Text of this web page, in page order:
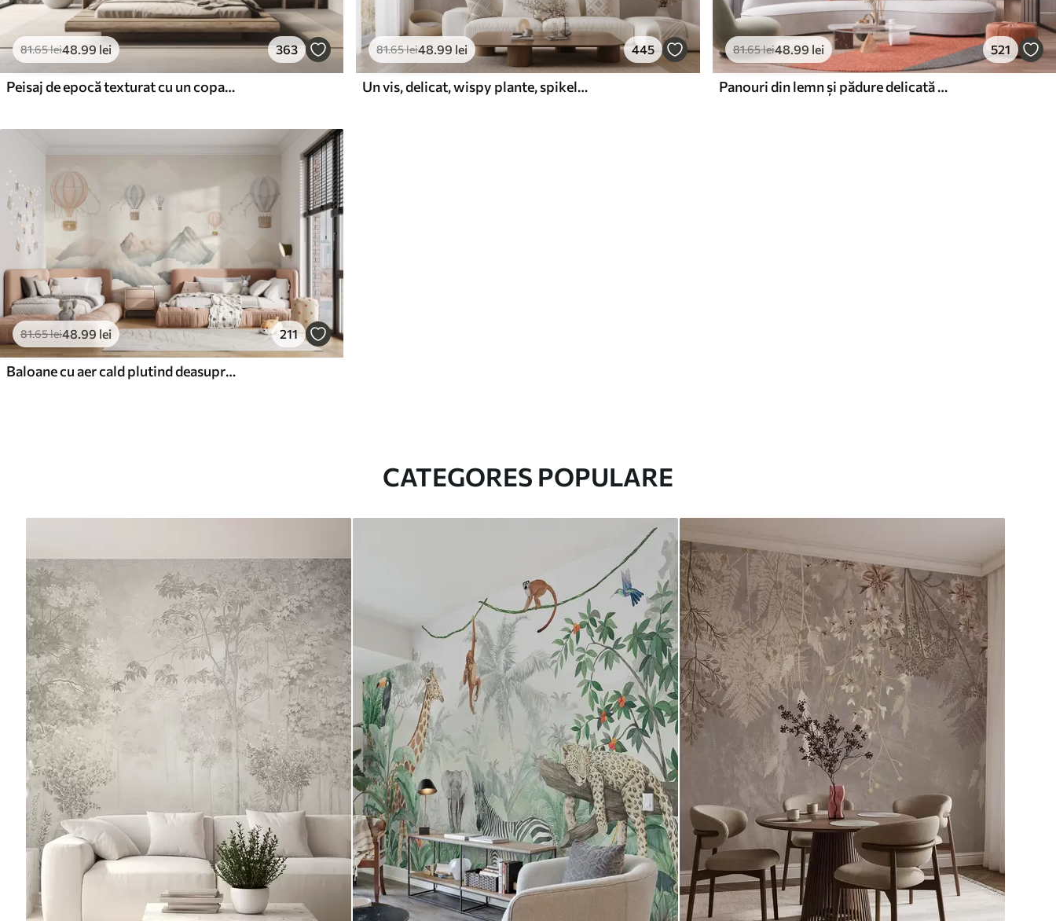
81.65lei48 .99 lei 363
Peisaj de epocă texturat cu un copac lângă râu și un cer înnorat, arta naturii în tonuri sepia
81.65lei48 .99 lei 445
Un vis, delicat, wispy plante, spikelets și flori în culori pastelate maro pe un fundal cețos, texturat
81.65lei48.99 lei 521
Panouri din lemn și pădure delicată în tonuri roz
81.65lei48.99 lei 211
Baloane cu aer cald plutind deasupra munților în tonuri pastelate neutre și moi
CATEGORES POPULARE